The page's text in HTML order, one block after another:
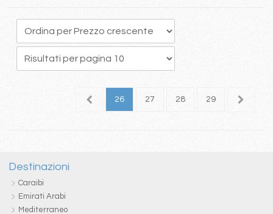
25 26 27 28 29 30
Destinazioni
Caraibi
Emirati Arabi
Mediterraneo